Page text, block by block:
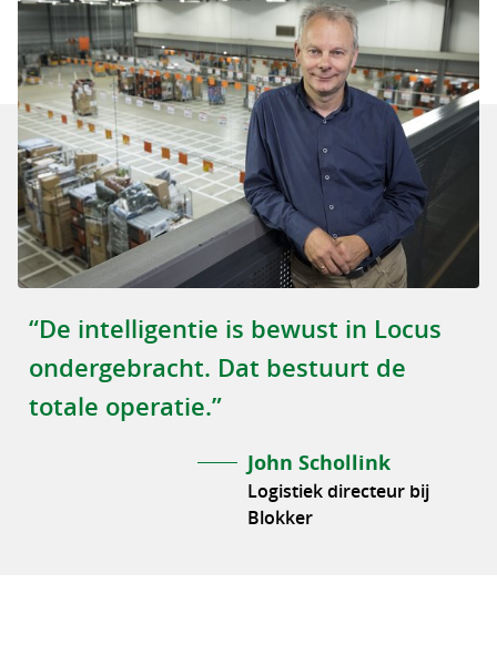
“De intelligentie is bewust in Locus
ondergebracht. Dat bestuurt de
totale operatie.”
John Schollink
Logistiek directeur bij
Blokker